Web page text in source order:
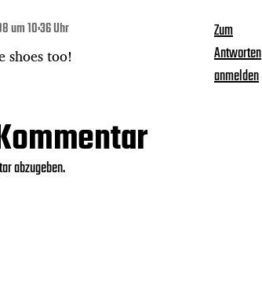
um 10:36 Uhr
shoes too!
Zum
Antworten
anmelden
abzugeben.